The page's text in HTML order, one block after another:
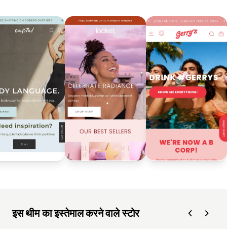
इस थीम का इस्तेमाल करने वाले स्टोर